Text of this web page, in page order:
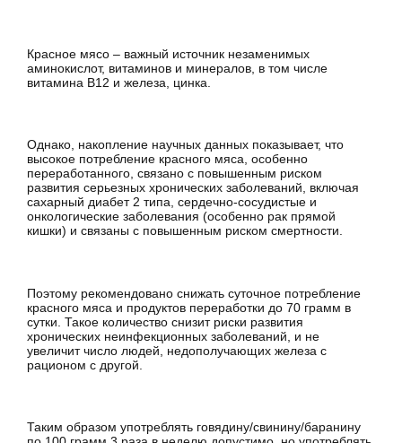
Красное мясо – важный источник незаменимых
аминокислот, витаминов и минералов, в том числе
витамина В12 и железа, цинка.
Однако, накопление научных данных показывает, что
высокое потребление красного мяса, особенно
переработанного, связано с повышенным риском
развития серьезных хронических заболеваний, включая
сахарный диабет 2 типа, сердечно-сосудистые и
онкологические заболевания (особенно рак прямой
кишки) и связаны с повышенным риском смертности.
Поэтому рекомендовано снижать суточное потребление
красного мяса и продуктов переработки до 70 грамм в
сутки. Такое количество снизит риски развития
хронических неинфекционных заболеваний, и не
увеличит число людей, недополучающих железа с
рационом с другой.
Таким образом употреблять говядину/свинину/баранину